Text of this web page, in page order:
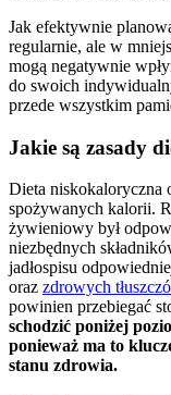
Jak efektywnie
regularnie, ale w
mogą negatywnie
do swoich
przede wszystkim
Jakie są zasady
Dieta niskokaloryczna
spożywanych kalorii.
żywieniowy był
niezbędnych
jadłospisu
oraz zdrowych
powinien przebiegać
schodzić poniżej
ponieważ ma to
stanu zdrowia.